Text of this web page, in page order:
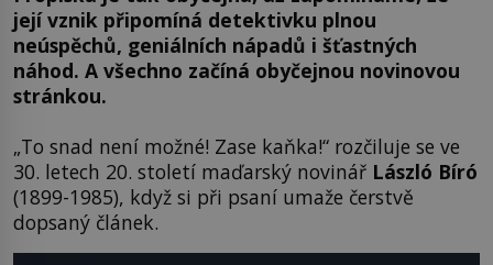
její vznik připomíná detektivku plnou
neúspěchů, geniálních nápadů i šťastných
náhod. A všechno začíná obyčejnou novinovou
stránkou.
„To snad není možné! Zase kaňka!“ rozčiluje se ve
30. letech 20. století maďarský novinář László Bíró
(1899-1985), když si při psaní umaže čerstvě
dopsaný článek.